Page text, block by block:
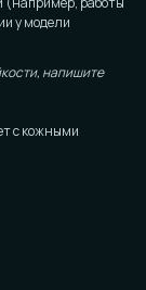
у модели
напишите
с кожными